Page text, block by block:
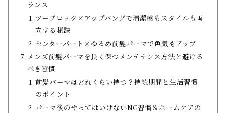
ランス
ツーブロック×アップバングで清潔感もスタイルも両
立する秘訣
センターパート×ゆるめ前髪パーマで色気もアップ
メンズ前髪パーマを長く保つメンテナンス方法と避ける
べき習慣
前髪パーマはどれくらい持つ？持続期間と生活習慣
のポイント
パーマ後のやってはいけないNG習慣＆ホームケアの